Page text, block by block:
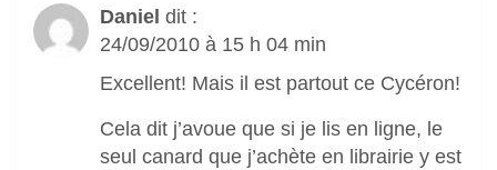
Daniel dit :
24/09/2010 à 15 h 04 min
Excellent! Mais il est partout ce Cycéron!
Cela dit j’avoue que si je lis en ligne, le
seul canard que j’achète en librairie y est